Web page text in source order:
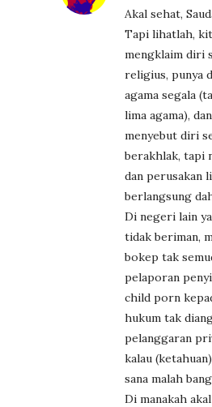
Akal sehat,
Tapi lihatlah,
mengklaim diri
religius, punya
agama segala
lima agama),
menyebut diri
berakhlak, tapi
dan perusakan
berlangsung
Di negeri lain
tidak beriman,
bokep tak
pelaporan
child porn
hukum tak
pelanggaran
kalau
sana malah
Di manakah